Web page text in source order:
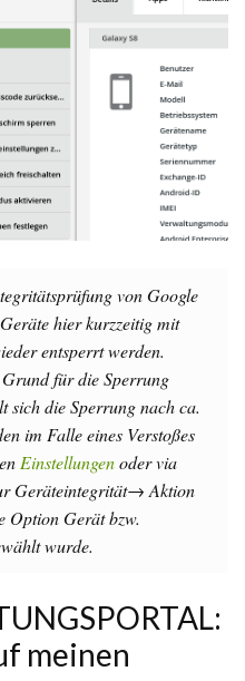
von Google
hier kurzzeitig mit
entsperrt werden.
für die Sperrung
sich die Sperrung nach ca.
im Falle eines Verstoßes
Einstellungenoder via
Geräteintegrität→ Aktion
Option Gerät bzw.
wurde.
meinen